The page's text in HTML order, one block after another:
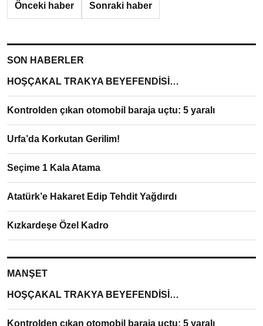
Önceki haber Sonraki haber
SON HABERLER
HOŞÇAKAL TRAKYA BEYEFENDİSİ…
Kontrolden çıkan otomobil baraja uçtu: 5 yaralı
Urfa’da Korkutan Gerilim!
Seçime 1 Kala Atama
Atatürk’e Hakaret Edip Tehdit Yağdırdı
Kızkardeşe Özel Kadro
MANŞET
HOŞÇAKAL TRAKYA BEYEFENDİSİ…
Kontrolden çıkan otomobil baraja uçtu: 5 yaralı